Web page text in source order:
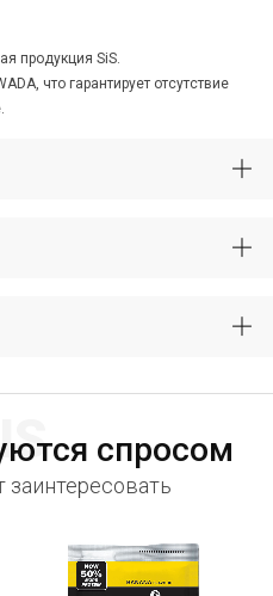
продукция SiS.
что гарантирует отсутствие
спросом
заинтересовать